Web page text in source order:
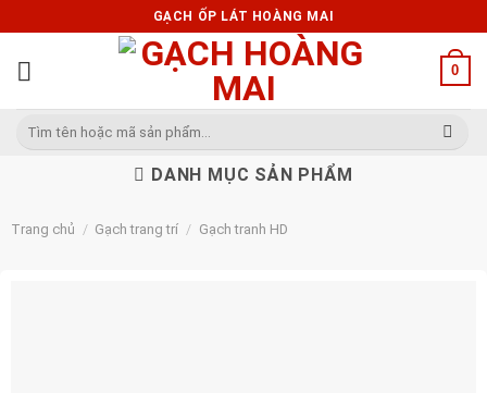
to
content
GẠCH ỐP LÁT HOÀNG MAI
0
Tìm
DANH MỤC SẢN PHẨM
Trang chủ / Gạch trang trí / Gạch tranh HD